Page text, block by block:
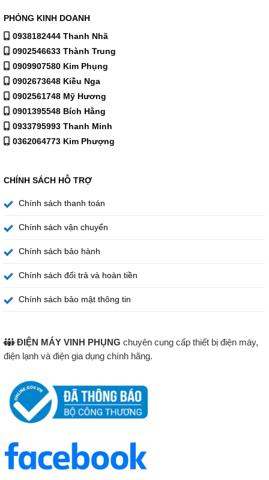
PHÒNG KINH DOANH
0938182444 Thanh Nhã
0902546633 Thành Trung
0909907580 Kim Phụng
0902673648 Kiều Nga
0902561748 Mỹ Hương
0901395548 Bích Hằng
0933795993 Thanh Minh
0362064773 Kim Phượng
CHÍNH SÁCH HỖ TRỢ
Chính sách thanh toán
Chính sách vận chuyển
Chính sách bảo hành
Chính sách đổi trả và hoàn tiền
Chính sách bảo mật thông tin
ĐIỆN MÁY VINH PHỤNG chuyên cung cấp thiết bị điện máy,
điện lạnh và điện gia dụng chính hãng.